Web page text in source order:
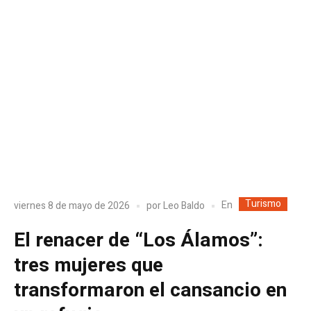
viernes 8 de mayo de 2026 porLeo Baldo En Turismo
El renacer de “Los Álamos”:
tres mujeres que
transformaron el cansancio en